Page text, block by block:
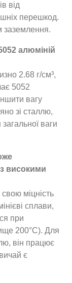
від
перешкод.
заземлення.
алюміній
2.68 г/см³,
5052
вагу
зі сталлю,
ваги
високими
міцність
сплави,
при
200°C). Для
він працює
є